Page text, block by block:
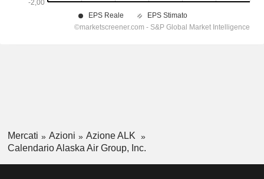
Mercati Azioni
Azione ALK
Calendario Alaska Air Group, Inc.